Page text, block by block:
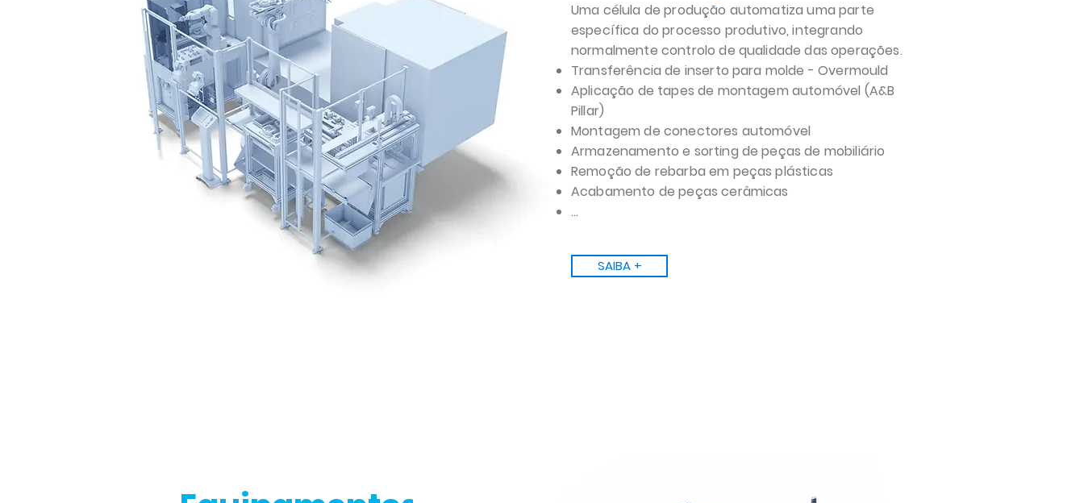
Uma célula de produção automatiza uma parte
específica do processo produtivo, integrando
normalmente controlo de qualidade das operações.
Transferência de inserto para molde - Overmould
Aplicação de tapes de montagem automóvel (A&B
Pillar)
Montagem de conectores automóvel
Armazenamento e sorting de peças de mobiliário
Remoção de rebarba em peças plásticas
Acabamento de peças cerâmicas
...
SAIBA +